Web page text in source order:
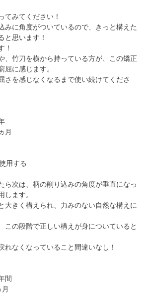
てみてください！
みに角度がついているので、きっと構えた
と思います！
！
、竹刀を横から持っている方が、この矯正
屈に感じます。
さを感じなくなるまで使い続けてくださ
月
用する
ら次は、柄の削り込みの角度が垂直になっ
します。
大きく構えられ、力みのない自然な構えに
この段階で正しい構えが身についていると
れなくなっていること間違いなし！
間